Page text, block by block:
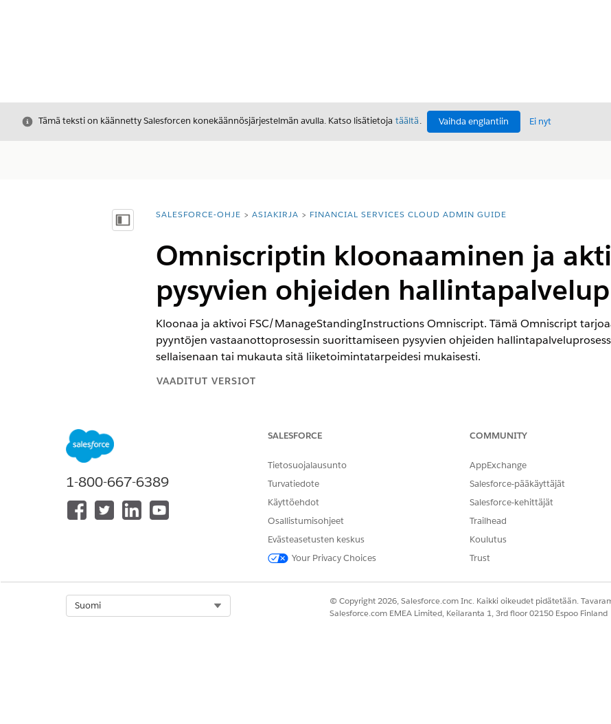
Sulje
Tämä teksti on käännetty Salesforcen konekäännösjärjestelmän avulla. Katso lisätietoja täältä. Vaihda englantiin Ei nyt
Näytä sisällysluettelo
Olet tässä:
SALESFORCE-OHJE ASIAKIRJA FINANCIAL SERVICES CLOUD ADMIN GUIDE
Omniscriptin kloonaaminen ja
pysyvien ohjeiden
Kloonaa ja aktivoi FSC/ManageStandingInstructions Omniscript. Tämä Omniscript
pyyntöjen vastaanottoprosessin suorittamiseen pysyvien ohjeiden
sellaisenaan tai mukauta sitä liiketoimintatarpeidesi mukaisesti.
VAADITUT VERSIOT
Omniscriptin aktivoiminen Standing Instructions Manage: Sovelluksen mukautusoikeus
Etsi ja avaa sovelluskäynnistimestäOmnistudio
Valitse Omnistudio-sovelluksen navigointipalkista
Jos Standard Omnistudio Runtime ei ole käytössä, ota se käyttöön.
FSC/ManageStandingInstructions
.
Aktivoi versio.
RATKAISIKO TÄMÄ ARTIKKELI ONGELMASI?
1-800-667-6389
SALESFORCE
Tietosuojalausunto
Turvatiedote
Käyttöehdot
Osallistumisohjeet
Evästeasetusten keskus
Your Privacy Choices
COMMUNITY
AppExchange
Salesforce-pääkäyttäjät
Salesforce-kehittäjät
Trailhead
Koulutus
Trust
Suomi
© Copyright 2026, Salesforce.com Inc. Kaikki oikeudet pidätetään.
Salesforce.com EMEA Limited, Keilaranta 1, 3rd floor 02150 Espoo Finland